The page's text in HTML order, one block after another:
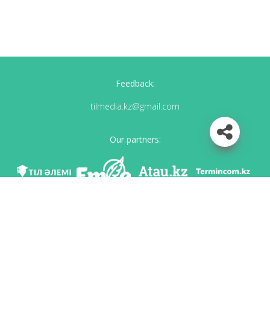
Feedback:
tilmedia.kz@gmail.com
Our partners: